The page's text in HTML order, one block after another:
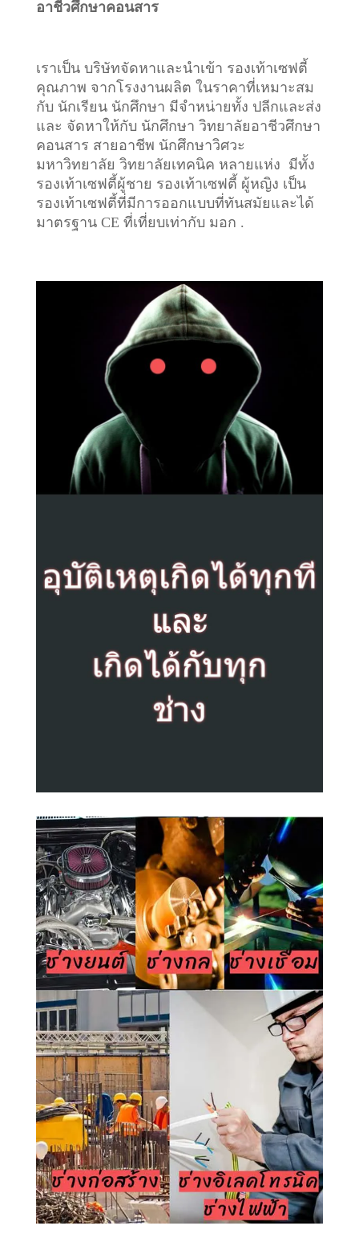
อาชีวศึกษาคอนสาร
เราเป็น บริษัทจัดหาและนำเข้า รองเท้าเซฟตี้
คุณภาพ จากโรงงานผลิต ในราคาที่เหมาะสม
กับ นักเรียน นักศึกษา มีจำหน่ายทั้ง ปลีกและส่ง
และ จัดหาให้กับ นักศึกษา วิทยาลัยอาชีวศึกษา
คอนสาร สายอาชีพ นักศึกษาวิศวะ
มหาวิทยาลัย วิทยาลัยเทคนิค หลายแห่ง มีทั้ง
รองเท้าเซฟตี้ผู้ชาย รองเท้าเซฟตี้ ผู้หญิง เป็น
รองเท้าเซฟตี้ที่มีการออกแบบที่ทันสมัยและได้
มาตรฐาน CE ที่เที่ยบเท่ากับ มอก .